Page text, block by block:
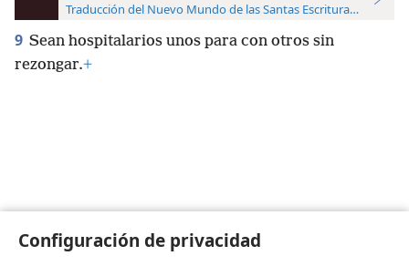
Configuración de privacidad
Traducción del Nuevo Mundo de las Santas Escrituras (con
9 Sean hospitalarios unos para con otros sin
rezongar.+